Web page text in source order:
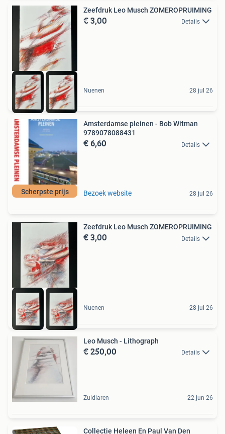
Zeefdruk Leo Musch ZOMEROPRUIMING
€ 3,00 Details
Nuenen 28 jul 26
Scherpste prijs
Amsterdamse pleinen - Bob Witman
9789078088431
€ 6,60 Details
Bezoek website 28 jul 26
Zeefdruk Leo Musch ZOMEROPRUIMING
€ 3,00 Details
Nuenen 28 jul 26
Leo Musch - Lithograph
€ 250,00 Details
Zuidlaren 22 jun 26
Collectie Heleen En Paul Van Den